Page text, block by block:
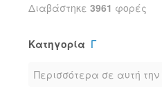
Διαβάστηκε 3961 φορές
Κατηγορία Γ
Περισσότερα σε αυτή την